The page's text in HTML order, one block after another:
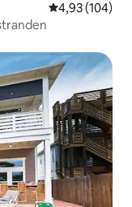
4,93 ud af 5 i
4,93 (104)